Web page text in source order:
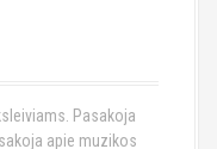
Pasakoja
apie muzikos